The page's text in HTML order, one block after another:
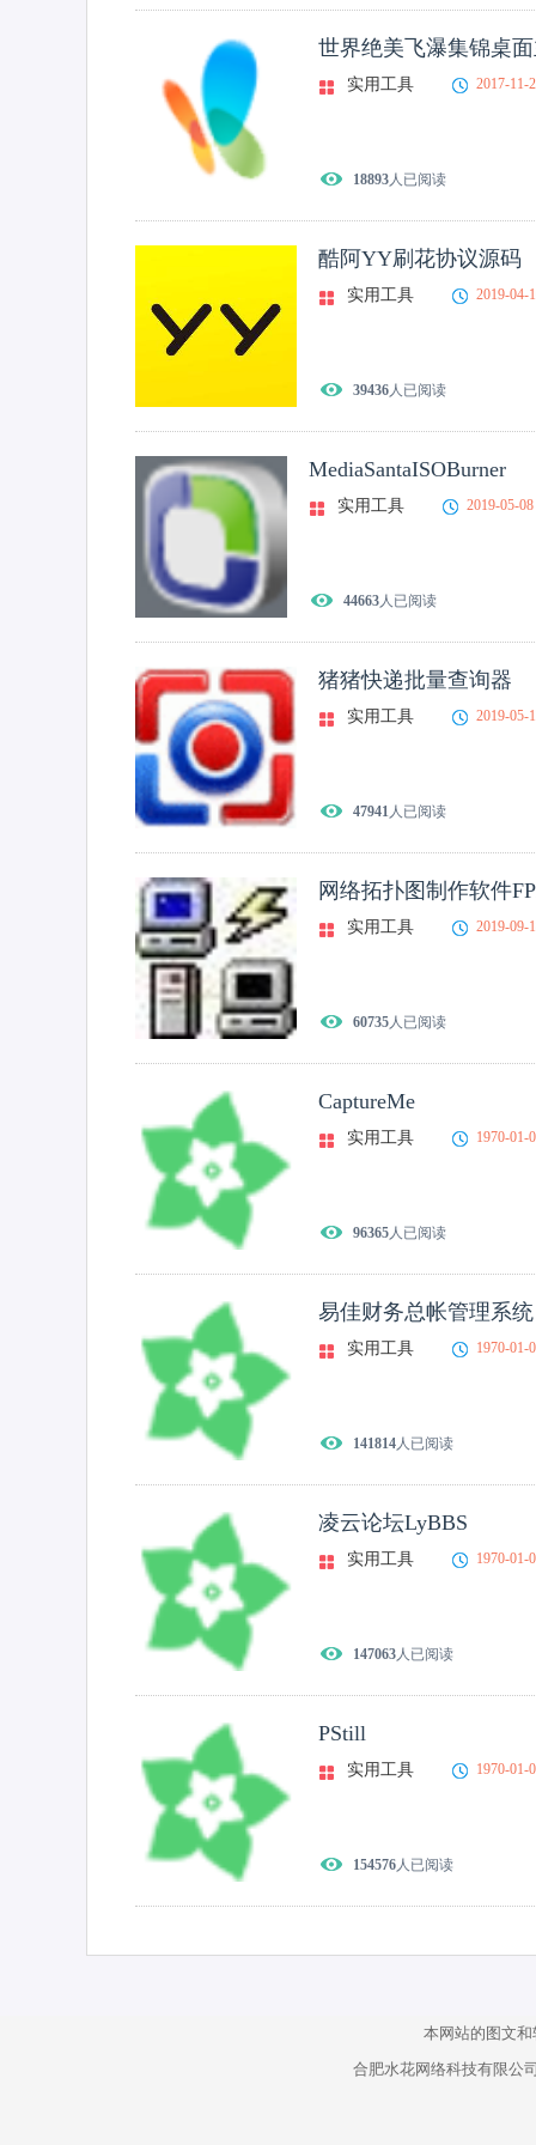
世界绝美飞瀑集锦桌
实用工具 2017-11-
18893人已阅读
酷阿YY刷花协议源码
实用工具 2019-04-
39436人已阅读
MediaSantaISOBurner
实用工具 2019-05-08
44663人已阅读
猪猪快递批量查询器
实用工具 2019-05-
47941人已阅读
网络拓扑图制作软件
实用工具 2019-09-
60735人已阅读
CaptureMe
实用工具 1970-01-
96365人已阅读
易佳财务总帐管理系统
实用工具 1970-01-
141814人已阅读
凌云论坛LyBBS
实用工具 1970-01-
147063人已阅读
PStill
实用工具 1970-01-
154576人已阅读
本网站的图文
合肥水花网络科技有限公